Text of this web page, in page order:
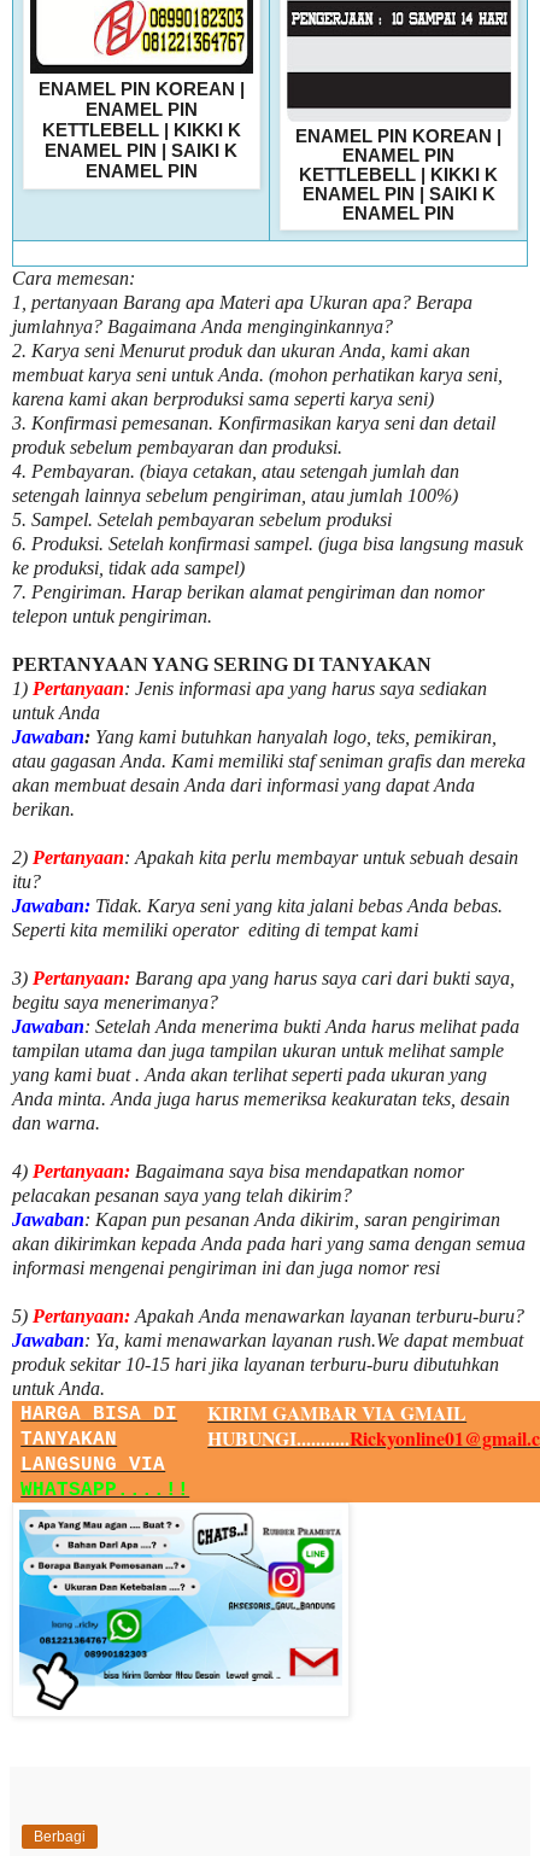
ENAMEL PIN KOREAN
ENAMEL PIN
KETTLEBELL|
KIKKI K
ENAMEL PIN
SAIKI K
ENAMEL PIN
ENAMEL PIN KOREAN
ENAMEL PIN
KETTLEBELL
KIKKI K
ENAMEL PIN
SAIKI K
ENAMEL PIN
Cara memesan:
1, pertanyaan Barang apa Materi apa Ukuran apa? Berapa
jumlahnya? Bagaimana Anda menginginkannya?
2. Karya seni Menurut produk dan ukuran Anda, kami akan
membuat karya seni untuk Anda. (mohon perhatikan karya seni,
karena kami akan berproduksi sama seperti karya seni)
3. Konfirmasi pemesanan. Konfirmasikan karya seni dan detail
produk sebelum pembayaran dan produksi.
4. Pembayaran. (biaya cetakan, atau setengah jumlah dan
setengah lainnya sebelum pengiriman, atau jumlah 100%)
5. Sampel. Setelah pembayaran sebelum produksi
6. Produksi. Setelah konfirmasi sampel. (juga bisa langsung masuk
ke produksi, tidak ada sampel)
7. Pengiriman. Harap berikan alamat pengiriman dan nomor
telepon untuk pengiriman.
PERTANYAAN YANG SERING DI TANYAKAN
1) Pertanyaan: Jenis informasi apa yang harus saya sediakan
untuk Anda
Jawaban: Yang kami butuhkan hanyalah logo, teks, pemikiran,
atau gagasan Anda. Kami memiliki staf seniman grafis dan mereka
akan membuat desain Anda dari informasi yang dapat Anda
berikan.
2) Pertanyaan: Apakah kita perlu membayar untuksebuah desain
itu?
Jawaban: Tidak. Karya seni yang kita jalani bebas Anda bebas.
Seperti kita memiliki operator editing di tempat kami
3) Pertanyaan: Barang apa yang harus saya cari dari bukti saya,
begitu saya menerimanya?
Jawaban: Setelah Anda menerima bukti Anda harus melihat pada
tampilan utama dan juga tampilan ukuran untuk melihatsample
yang kami buat . Anda akan terlihat seperti pada ukuran yang
Anda minta. Anda juga harus memeriksa keakuratan teks, desain
dan warna.
4) Pertanyaan: Bagaimana saya bisa mendapatkan nomor
pelacakan pesanan saya yang telah dikirim?
Jawaban: Kapan pun pesanan Anda dikirim, saran pengiriman
akan dikirimkan kepada Anda pada hari yang sama dengan semua
informasi mengenai pengiriman ini dan juga nomorresi
5) Pertanyaan: Apakah Anda menawarkan layanan terburu-buru?
Jawaban: Ya, kami menawarkan layanan rush.We dapat membuat
produk sekitar 10-15 hari jika layanan terburu-buru dibutuhkan
untuk Anda.
HARGA BISA DI
TANYAKAN
LANGSUNG VIA
WHATSAPP....!!
KIRIM GAMBAR VIA GMAIL
HUBUNGI...........
Berbagi